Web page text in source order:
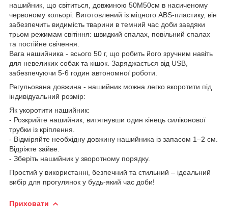
нашийник, що світиться, довжиною 50M50см в насиченому
червоному кольорі. Виготовлений із міцного ABS-пластику, він
забезпечить видимість тварини в темний час доби завдяки
трьом режимам світіння: швидкий спалах, повільний спалах
та постійне свічення.
Вага нашийника - всього 50 г, що робить його зручним навіть
для невеликих собак та кішок. Заряджається від USB,
забезпечуючи 5-6 годин автономної роботи.
Регульована довжина - нашийник можна легко вкоротити під
індивідуальний розмір:
Як укоротити нашийник:
- Розкрийте нашийник, витягнувши один кінець силіконової
трубки із кріплення.
- Відміряйте необхідну довжину нашийника із запасом 1–2 см.
Відріжте зайве.
- Зберіть нашийник у зворотному порядку.
Простий у використанні, безпечний та стильний – ідеальний
вибір для прогулянок у будь-який час доби!
Приховати